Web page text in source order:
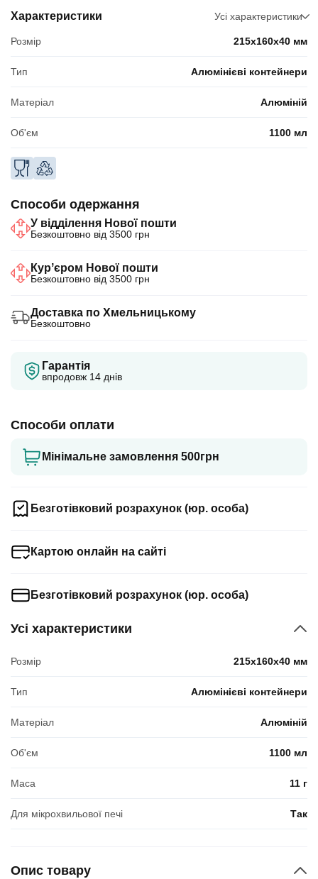
Характеристики Усі характеристики
Розмір 215х160х40 мм
Тип Алюмінієві контейнери
Матеріал Алюміній
Об'єм 1100 мл
Усі характеристики
Розмір 215х160х40 мм
Тип Алюмінієві контейнери
Матеріал Алюміній
Об'єм 1100 мл
Маса 11 г
Для мікрохвильової печі Так
Опис товару
Способи одержання
У відділення Нової пошти
Безкоштовно від 3500 грн
Курʼєром Нової пошти
Безкоштовно від 3500 грн
Доставка по Хмельницькому
Безкоштовно
Гарантія
впродовж 14 днів
Способи оплати
Мінімальне замовлення 500грн
Безготівковий розрахунок (юр. особа)
Картою онлайн на сайті
Безготівковий розрахунок (юр. особа)